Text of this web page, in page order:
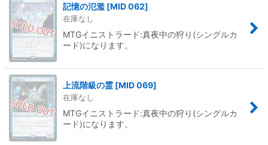
記憶の氾濫 [MID 062]
在庫なし
MTGイニストラード:真夜中の狩り(シングルカ
ード)になります。
上流階級の霊 [MID 069]
在庫なし
MTGイニストラード:真夜中の狩り(シングルカ
ード)になります。